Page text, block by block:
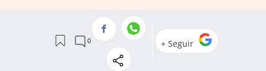
precisos ni emitidos en tiempo real. Los datos y precios contenidos en
Invertia no se proveen necesariamente por ningún mercado o bolsa de
valores, y pueden diferir del precio real de los mercados, por lo que no
son apropiados para tomar decisión de inversión basados en ellos.
Invertia no se responsabilizará en ningún caso de las pérdidas o daños